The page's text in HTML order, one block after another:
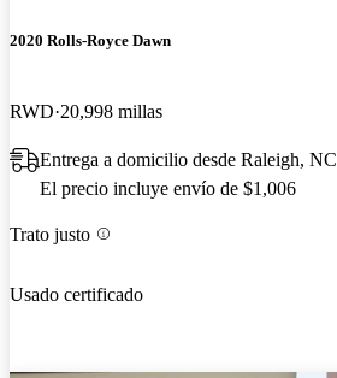
2020 Rolls-Royce Dawn
RWD 20,998 millas
Entrega a domicilio desde Raleigh, NC
El precio incluye envío de $1,006
Trato justo
Usado certificado